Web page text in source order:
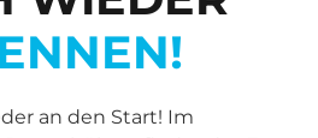
an den Start! Im